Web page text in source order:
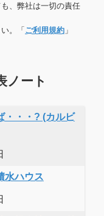
、弊社は一切の責任
。「 ご利用規約 」
ノート
・・・? (カルビ
水ハウス